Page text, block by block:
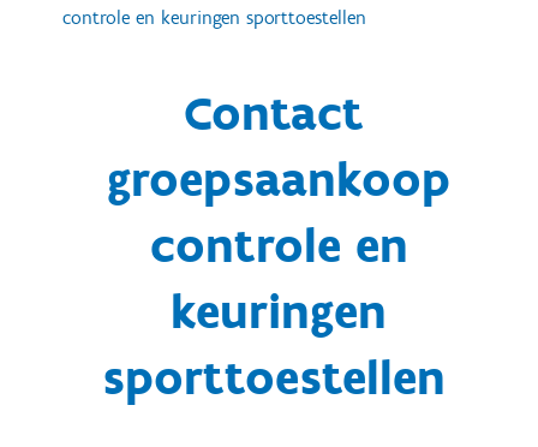
controle en keuringen sporttoestellen
Contact
groepsaankoop
controle en
keuringen
sporttoestellen